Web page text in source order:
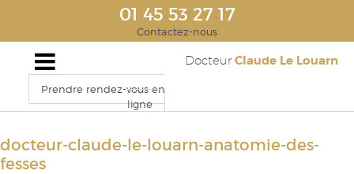
01 45 53 27 17
Contactez-nous
Docteur Claude Le Louarn
Prendre rendez-vous en
ligne
docteur-claude-le-louarn-anatomie-des-
fesses